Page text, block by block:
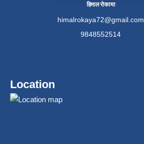
हिमाल रोकाया
himalrokaya72@gmail.com
9848552514
Location